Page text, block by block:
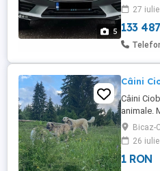
5
27 iulie
133
Câini
Câini
animale.
Bicaz-
26 iulie
1 RON